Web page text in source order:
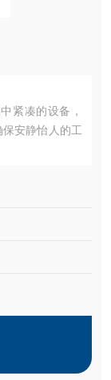
紧凑的设备，
安静怡人的工